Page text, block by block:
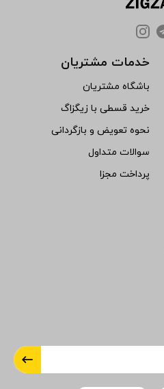
خدمات مشتریان
باشگاه مشتریان
خرید قسطی با زیگزاگ
نحوه تعویض و بازگردانی
سوالات متداول
پرداخت مجزا